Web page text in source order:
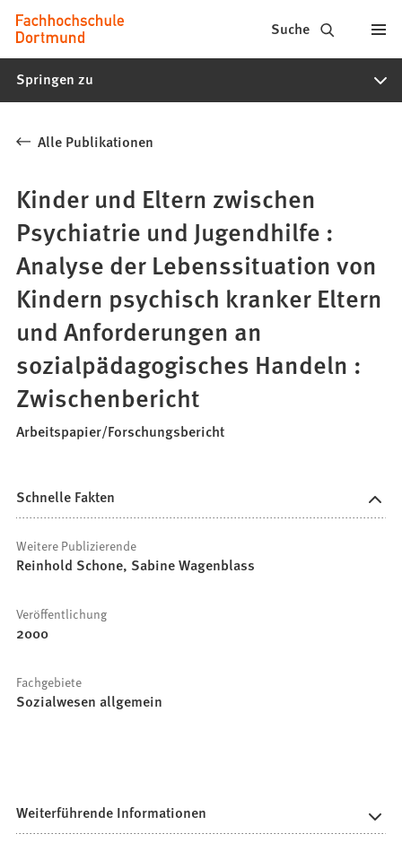
Inhalt anspringen
Fachhochschule
Dortmund
-
Studiengänge,
Bewerbung
Suche
Springen zu
Alle Publikationen
Kinder und Eltern zwischen
Psychiatrie und Jugendhilfe :
Analyse der Lebenssituation von
Kindern psychisch kranker Eltern
und Anforderungen an
sozialpädagogisches Handeln :
Zwischenbericht
Arbeitspapier/Forschungsbericht
Schnelle Fakten
Weitere Publizierende
Reinhold Schone, Sabine Wagenblass
Veröffentlichung
2000
Fachgebiete
Sozialwesen allgemein
Weiterführende Informationen